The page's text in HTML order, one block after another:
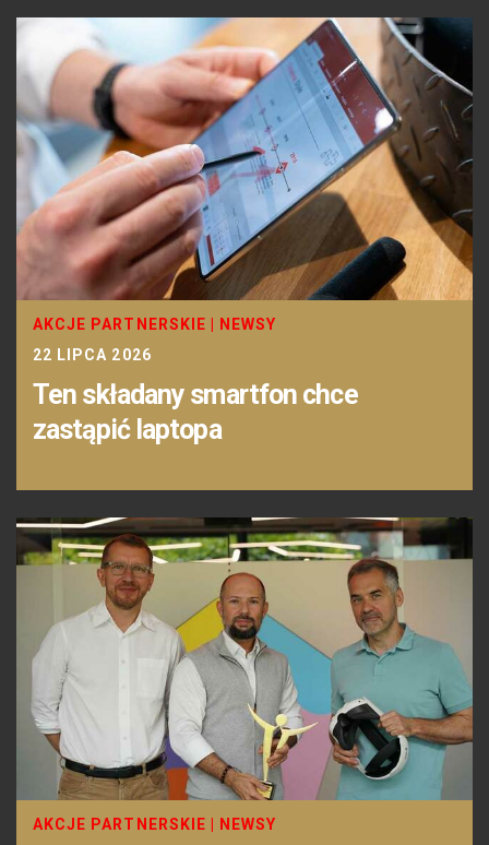
AKCJE PARTNERSKIE
NEWSY
22 LIPCA 2026
Ten składany smartfon chce
zastąpić laptopa
AKCJE PARTNERSKIE
NEWSY